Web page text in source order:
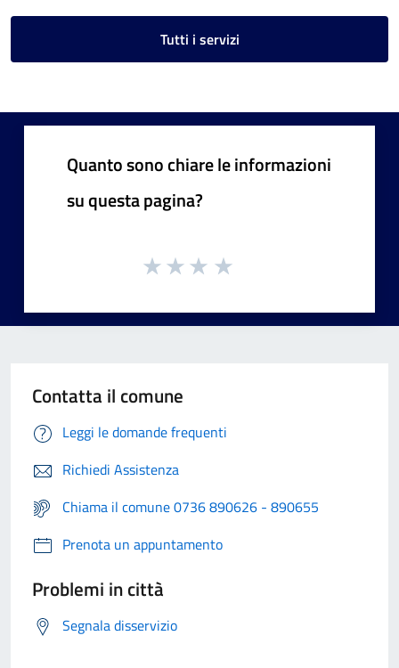
Tutti i servizi
Quanto sono chiare le informazioni
su questa pagina?
Contatta il comune
Leggi le domande frequenti
Richiedi Assistenza
Chiama il comune 0736 890626 - 890655
Prenota un appuntamento
Problemi in città
Segnala disservizio